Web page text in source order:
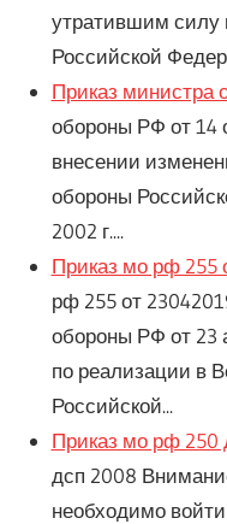
утратившим силу
Российской
Приказ министра
обороны РФ от 14
внесении
обороны
2002 г....
Приказ мо рф 255
рф 255 от
обороны РФ от 23
по реализации в
Российской...
Приказ мо рф 250
дсп 2008
необходимо